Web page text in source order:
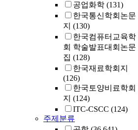
공업화학 (131)
한국통신학회논문
지 (130)
한국컴퓨터교육학
회 학술발표대회논문
집 (128)
한국재료학회지
(126)
한국토양비료학회
지 (124)
ITC-CSCC (124)
주제분류